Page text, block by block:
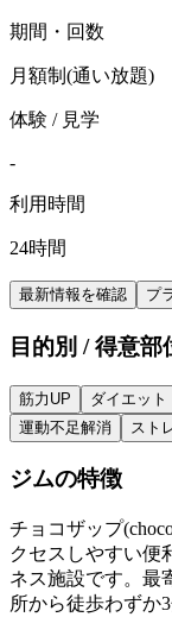
期間・回数
月額制(通い放題)
体験 / 見学
-
利用時間
24時間
最新情報を確認 プ
目的別 / 得意部
筋力UP ダイエット
運動不足解消
スト
ジムの特徴
チョコザップ
クセスしやすい便
ネス施設です。最
所から徒歩わずか